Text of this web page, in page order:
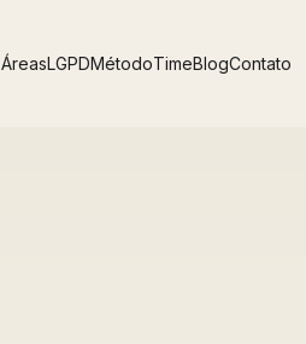
ÁreasLGPDMétodoTimeBlogContato